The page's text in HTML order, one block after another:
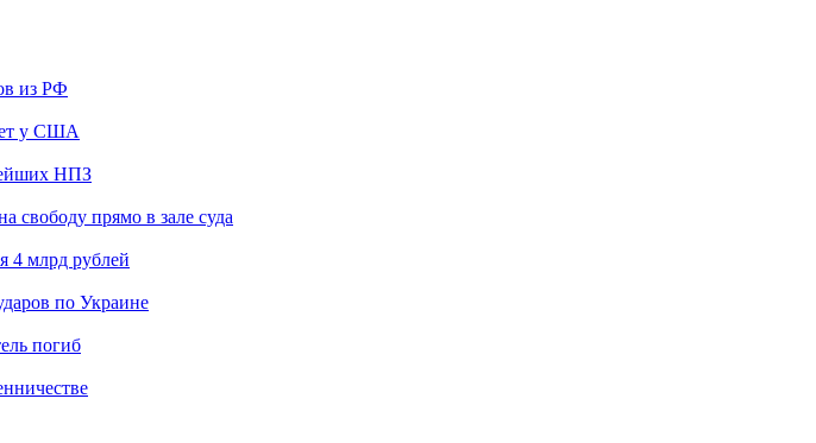
из РФ
у США
НПЗ
свободу прямо в зале суда
4 млрд рублей
по Украине
погиб